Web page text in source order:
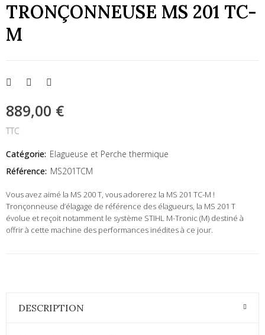
TRONÇONNEUSE MS 201 TC-
M
889,00 €
TTC
Catégorie: Elagueuse et Perche thermique
Référence: MS201TCM
Vous avez aimé la MS 200 T, vous adorerez la MS 201 TC-M !
Tronçonneuse d’élagage de référence des élagueurs, la MS 201 T
évolue et reçoit notamment le système STIHL M-Tronic (M) destiné à
offrir à cette machine des performances inédites à ce jour.
DESCRIPTION